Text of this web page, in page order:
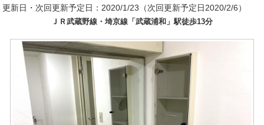
更新日・次回更新予定日：2020/1/23（次回更新予定日2020/2/6）
ＪＲ武蔵野線・埼京線「武蔵浦和」駅徒歩13分